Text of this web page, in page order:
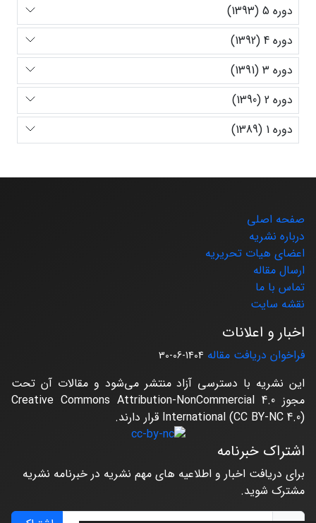
دوره 5 (1393)
دوره 4 (1392)
دوره 3 (1391)
دوره 2 (1390)
دوره 1 (1389)
صفحه اصلی
درباره نشریه
اعضای هیات تحریریه
ارسال مقاله
تماس با ما
نقشه سایت
اخبار و اعلانات
فراخوان دریافت مقاله 1404-06-30
این نشریه با دسترسی آزاد منتشر می‌شود و مقالات آن تحت
مجوز Creative Commons Attribution-NonCommercial 4.0
International (CC BY-NC 4.0) قرار دارند.
اشتراک خبرنامه
برای دریافت اخبار و اطلاعیه های مهم نشریه در خبرنامه نشریه
مشترک شوید.